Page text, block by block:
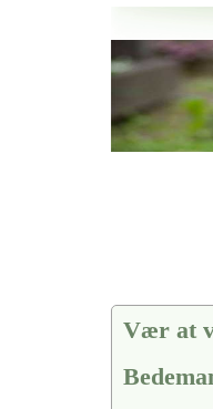
Her hos os får du
vi hjælper i alle
Vær at